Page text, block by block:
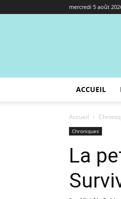
mercredi 5 août
ACCUEIL
Accueil
Chroniques
La